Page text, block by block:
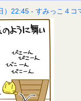
）22:45 - すみっこ４コ